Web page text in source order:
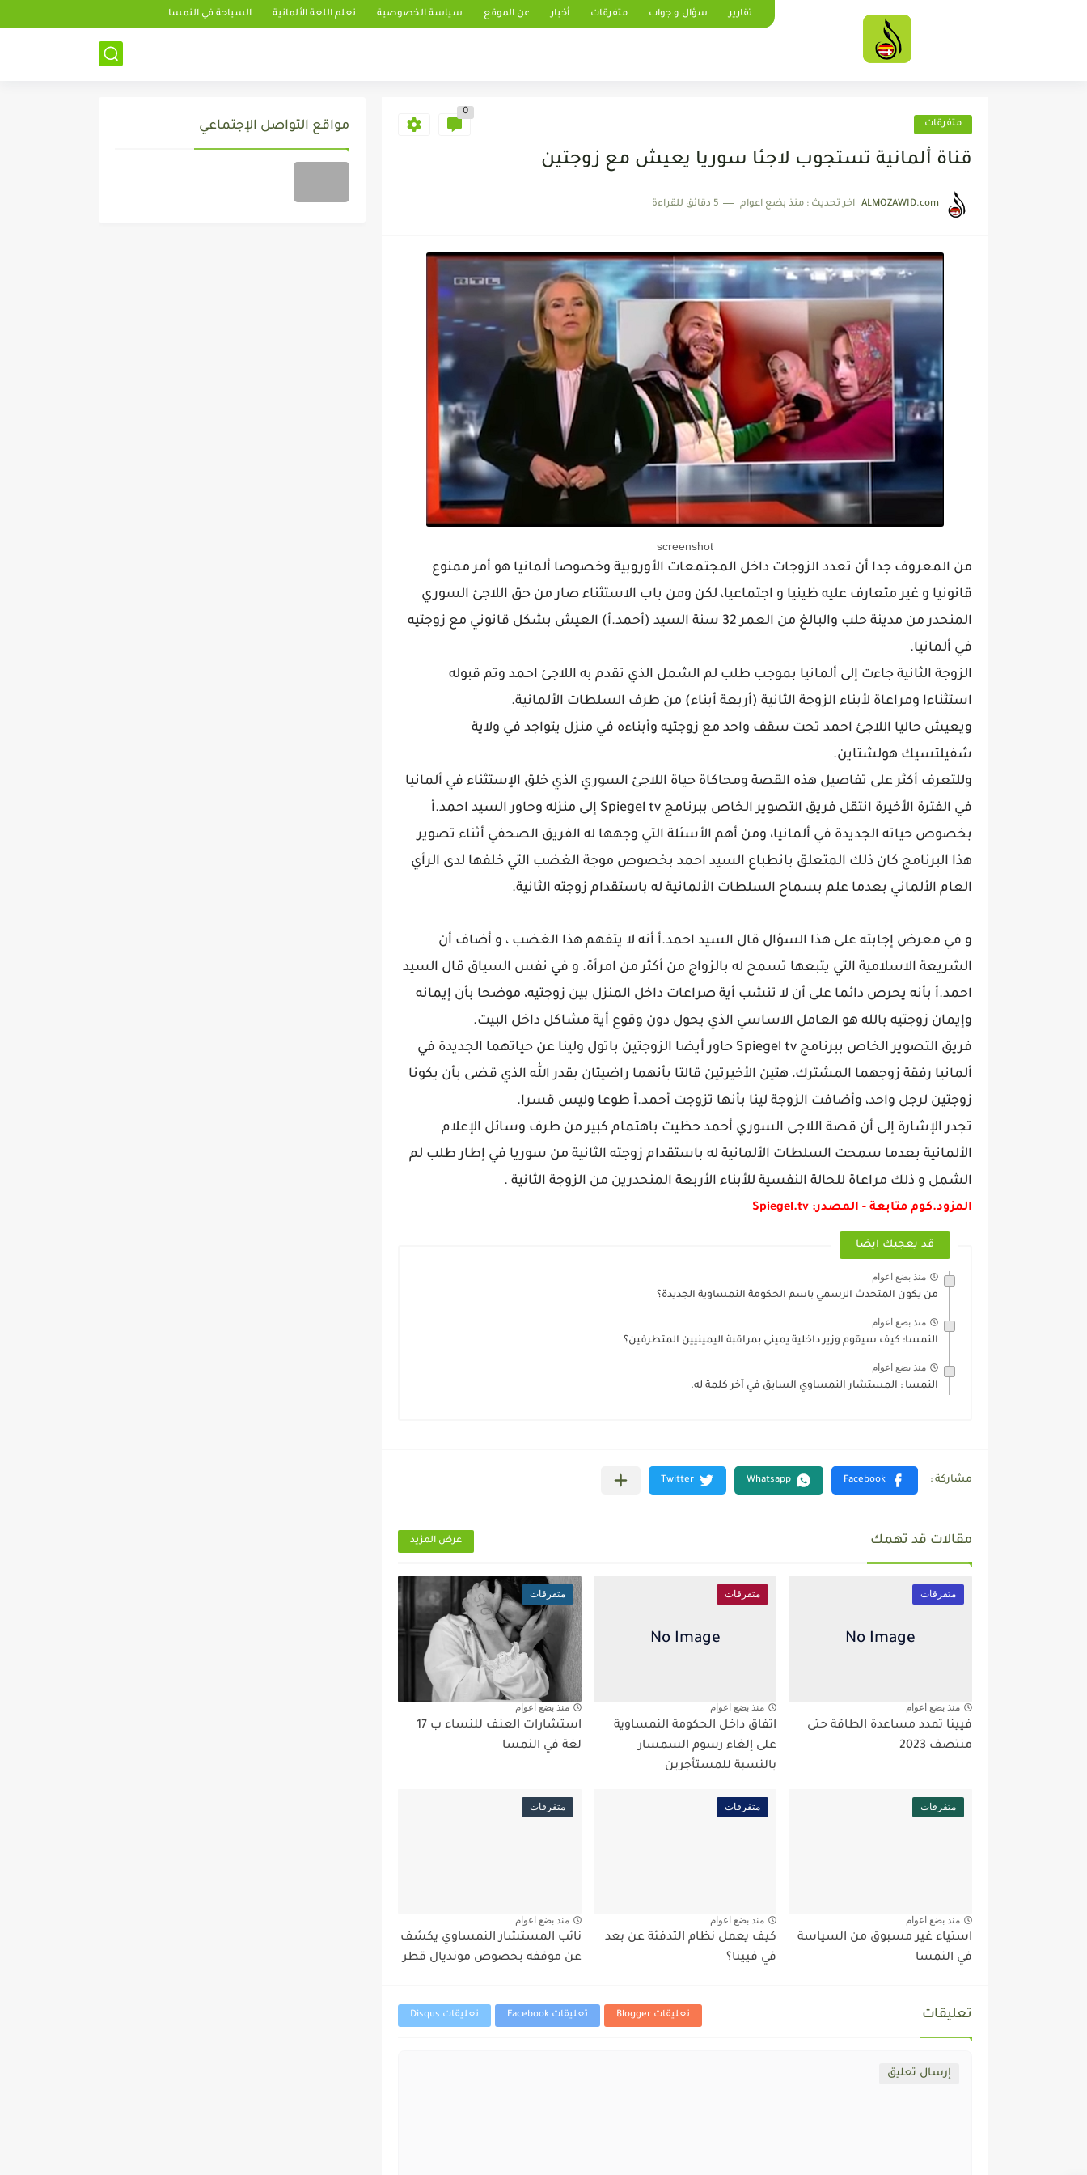
تقارير سؤال و جواب متفرقات أخبار عن الموقع سياسة الخصوصية تعلم اللغة الألمانية السياحة في النمسا
متفرقات
0
قناة ألمانية تستجوب لاجئا سوريا يعيش مع زوجتين
ALMOZAWID.com اخر تحديث : منذ بضع اعوام 5 دقائق للقراءة
screenshot
من المعروف جدا أن تعدد الزوجات داخل المجتمعات الأوروبية وخصوصا ألمانيا هو أمر ممنوع
قانونيا و غير متعارف عليه ظينيا و اجتماعيا، لكن ومن باب الاستثناء صار من حق اللاجئ السوري
المنحدر من مدينة حلب والبالغ من العمر 32 سنة السيد (أحمد.أ) العيش بشكل قانوني مع زوجتيه
في ألمانيا.
الزوجة الثانية جاءت إلى ألمانيا بموجب طلب لم الشمل الذي تقدم به اللاجئ احمد وتم قبوله
استثناءا ومراعاة لأبناء الزوجة الثانية (أربعة أبناء) من طرف السلطات الألمانية.
ويعيش حاليا اللاجئ احمد تحت سقف واحد مع زوجتيه وأبناءه في منزل يتواجد في ولاية
شفيلتسيك هولشتاين.
وللتعرف أكثر على تفاصيل هذه القصة ومحاكاة حياة اللاجئ السوري الذي خلق الإستثناء في ألمانيا
في الفترة الأخيرة انتقل فريق التصوير الخاص ببرنامج Spiegel tv إلى منزله وحاور السيد احمد.أ
بخصوص حياته الجديدة في ألمانيا، ومن أهم الأسئلة التي وجهها له الفريق الصحفي أثناء تصوير
هذا البرنامج كان ذلك المتعلق بانطباع السيد احمد بخصوص موجة الغضب التي خلفها لدى الرأي
العام الألماني بعدما علم بسماح السلطات الألمانية له باستقدام زوجته الثانية.
و في معرض إجابته على هذا السؤال قال السيد احمد.أ أنه لا يتفهم هذا الغضب ، و أضاف أن
الشريعة الاسلامية التي يتبعها تسمح له بالزواج من أكثر من امرأة. و في نفس السياق قال السيد
احمد.أ بأنه يحرص دائما على أن لا تنشب أية صراعات داخل المنزل بين زوجتيه، موضحا بأن إيمانه
وإيمان زوجتيه بالله هو العامل الاساسي الذي يحول دون وقوع أية مشاكل داخل البيت.
فريق التصوير الخاص ببرنامج Spiegel tv حاور أيضا الزوجتين باتول ولينا عن حياتهما الجديدة في
ألمانيا رفقة زوجهما المشترك، هتين الأخيرتين قالتا بأنهما راضيتان بقدر الله الذي قضى بأن يكونا
زوجتين لرجل واحد، وأضافت الزوجة لينا بأنها تزوجت أحمد.أ طوعا وليس قسرا.
تجدر الإشارة إلى أن قصة اللاجى السوري أحمد حظيت باهتمام كبير من طرف وسائل الإعلام
الألمانية بعدما سمحت السلطات الألمانية له باستقدام زوجته الثانية من سوريا في إطار طلب لم
الشمل و ذلك مراعاة للحالة النفسية للأبناء الأربعة المنحدرين من الزوجة الثانية .
المزود.كوم متابعة - المصدر: Spiegel.tv
قد يعجبك ايضا
منذ بضع اعوام
من يكون المتحدث الرسمي باسم الحكومة النمساوية الجديدة؟
منذ بضع اعوام
النمسا: كيف سيقوم وزير داخلية يميني بمراقبة اليمينيين المتطرفين؟
منذ بضع اعوام
النمسا : المستشار النمساوي السابق في آخر كلمة له.
مقالات قد تهمك عرض المزيد
متفرقات
منذ بضع اعوام
فيينا تمدد مساعدة الطاقة حتى
منتصف 2023
متفرقات
منذ بضع اعوام
اتفاق داخل الحكومة النمساوية
على إلغاء رسوم السمسار
بالنسبة للمستأجرين
متفرقات
منذ بضع اعوام
استشارات العنف للنساء ب 17
لغة في النمسا
متفرقات
منذ بضع اعوام
استياء غير مسبوق من السياسة
في النمسا
متفرقات
منذ بضع اعوام
كيف يعمل نظام التدفئة عن بعد
في فيينا؟
متفرقات
منذ بضع اعوام
نائب المستشار النمساوي يكشف
عن موقفه بخصوص مونديال قطر
تعليقات تعليقات Blogger تعليقات Facebook تعليقات Disqus
إرسال تعليق
مواقع التواصل الإجتماعي